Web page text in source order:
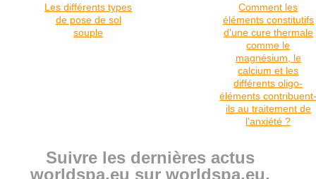
Les différents types
de pose de sol
souple
Comment les
éléments constitutifs
d'une cure thermale
comme le
magnésium, le
calcium et les
différents oligo-
éléments
ils au traitement de
l'anxiété ?
Suivre les dernières actus
worldspa.eu sur worldspa.eu.